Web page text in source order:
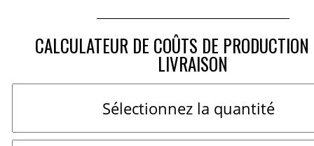
CALCULATEUR DE COÛTS DE
LIVRAISON